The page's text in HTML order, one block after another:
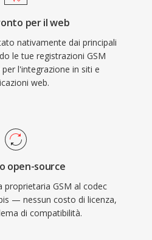
a molti concorrenti,
nei videogiochi
e migliaia di effetti
lo spazio disponibile.
per il web
nativamente dai principali
le tue registrazioni GSM
l'integrazione in siti e
web.
open-source
proprietaria GSM al codec
— nessun costo di licenza,
di compatibilità.